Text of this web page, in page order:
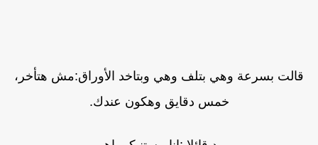
قالت بسرعة وهي بتلف وهي وبتاخد الأوراق:مش هتأخر،
خمس دقايق وهكون عندك.